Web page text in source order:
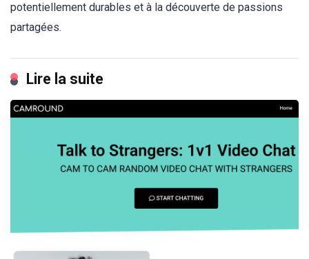
potentiellement durables et à la découverte de passions
partagées.
Lire la suite